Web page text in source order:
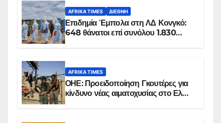
AFRIKA TIMES ΔΙΕΘΝΉ
Επιδημία Έμπολα στη ΛΔ Κονγκό:
648 θάνατοι επί συνόλου 1.830
AFRIKA TIMES
ΟΗΕ: Προειδοποίηση Γκουτέρες για
κίνδυνο νέας αιματοχυσίας στο Ελ